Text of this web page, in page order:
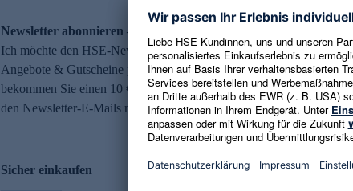
Newsletter abonnieren – 10 € Gutschein erhalten
Ich möchte den HSE-Newsletter abonnieren und aktuelle Trends,
Angebote & Gutscheine per E-Mail erhalten. Als Dankeschön
bekommen Sie einen 10 € Gutschein. Eine Abmeldung ist jederzeit in
den Newsletter-E-Mails möglich.
Sicher einkaufen